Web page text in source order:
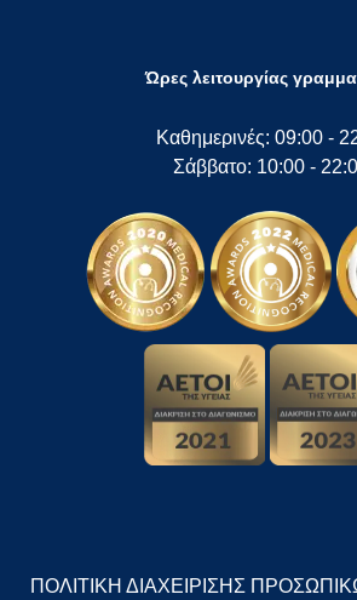
Ώρες λειτουργίας
Καθημερινές: 09:00 -
Σάββατο: 10:00 -
ΠΟΛΙΤΙΚΗ ΔΙΑΧΕΙΡΙΣΗΣ